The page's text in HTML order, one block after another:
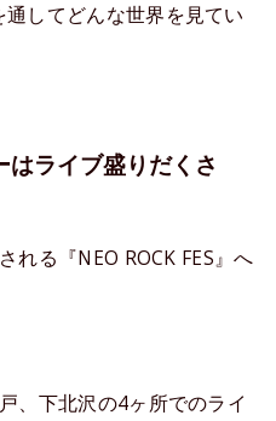
してどんな世界を見てい
ライブ盛りだくさ
れる『NEO ROCK FES』へ
、下北沢の4ヶ所でのライ